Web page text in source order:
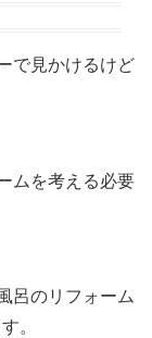
で見かけるけど
ムを考える必要
呂のリフォーム
。